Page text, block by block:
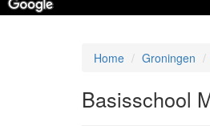
Home Groningen
Basisschool